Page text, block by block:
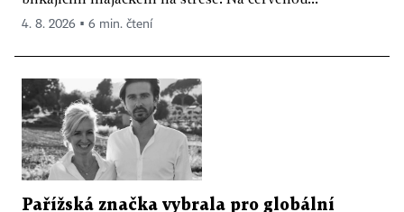
4. 8. 2026 ▪ 6 min. čtení
Pařížská značka vybrala pro globální